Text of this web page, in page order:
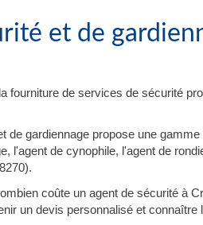
et de
fourniture de services de sécurité
de gardiennage propose une
l'agent de cynophile, l'agent de
coûte un agent de sécurité à
un devis personnalisé et connaître